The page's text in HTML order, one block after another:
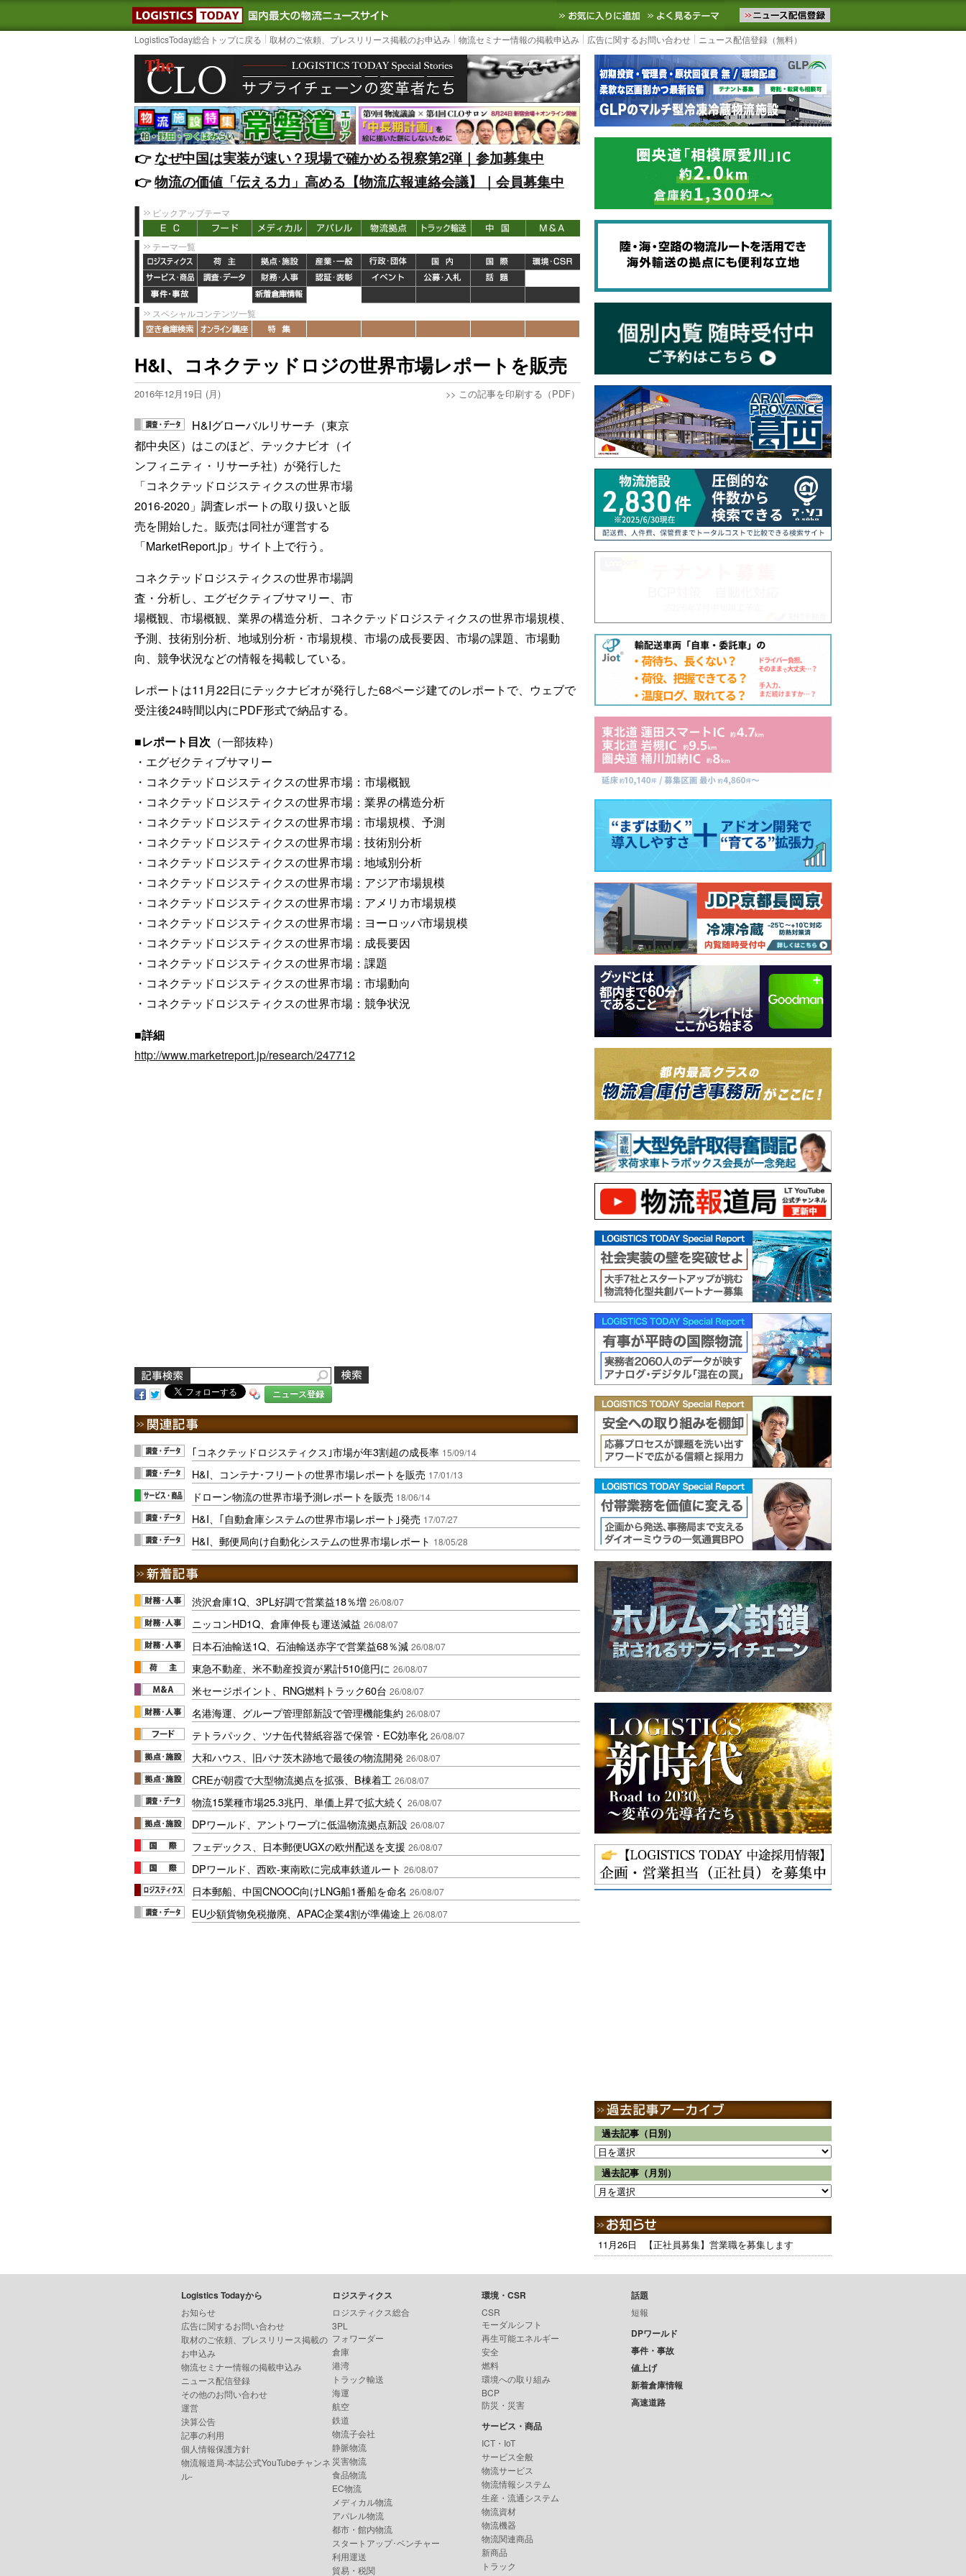
LOGISTICS TODAY｜国内最大の物流ニュースサイト3PL, SCMなど国内外の最新の物流ニュースをお届けします。物流ニュースメール配信を登録す
お気に入りに追加 よく見るテーマ
LogisticsToday総合トップに戻る 取材のご依頼、プレスリリース掲載のお申込み 物流セミナー情報の掲載申込み 広告に関するお問い合わせ ニュース配信登録（無料）
👉️なぜ中国は実装が速い？現場で確かめる視察第2弾｜参加募集中
👉️物流の価値「伝える力」高める【物流広報連絡会議】｜会員募集中
ピックアップテーマ
テーマ一覧
スペシャルコンテンツ一覧
H&I、コネクテッドロジの世界市場レポートを販売
2016年12月19日 (月) >> この記事を印刷する（PDF）
H&Iグローバルリサーチ（東京
都中央区）はこのほど、テックナビオ（イ
ンフィニティ・リサーチ社）が発行した
「コネクテッドロジスティクスの世界市場
2016-2020」調査レポートの取り扱いと販
売を開始した。販売は同社が運営する
「MarketReport.jp」サイト上で行う。
コネクテッドロジスティクスの世界市場調
査・分析し、エグゼクティブサマリー、市
場概観、市場概観、業界の構造分析、コネクテッドロジスティクスの世界市場規模、
予測、技術別分析、地域別分析・市場規模、市場の成長要因、市場の課題、市場動
向、競争状況などの情報を掲載している。
レポートは11月22日にテックナビオが発行した68ページ建てのレポートで、ウェブで
受注後24時間以内にPDF形式で納品する。
■レポート目次 （一部抜粋）
・エグゼクティブサマリー
・コネクテッドロジスティクスの世界市場：市場概観
・コネクテッドロジスティクスの世界市場：業界の構造分析
・コネクテッドロジスティクスの世界市場：市場規模、予測
・コネクテッドロジスティクスの世界市場：技術別分析
・コネクテッドロジスティクスの世界市場：地域別分析
・コネクテッドロジスティクスの世界市場：アジア市場規模
・コネクテッドロジスティクスの世界市場：アメリカ市場規模
・コネクテッドロジスティクスの世界市場：ヨーロッパ市場規模
・コネクテッドロジスティクスの世界市場：成長要因
・コネクテッドロジスティクスの世界市場：課題
・コネクテッドロジスティクスの世界市場：市場動向
・コネクテッドロジスティクスの世界市場：競争状況
■詳細
http://www.marketreport.jp/research/247712
ニュース登録
｢コネクテッドロジスティクス｣市場が年3割超の成長率 15/09/14
H&I、コンテナ･フリートの世界市場レポートを販売 17/01/13
ドローン物流の世界市場予測レポートを販売 18/06/14
H&I、｢自動倉庫システムの世界市場レポート｣発売 17/07/27
H&I、郵便局向け自動化システムの世界市場レポート 18/05/28
渋沢倉庫1Q、3PL好調で営業益18％増 26/08/07
ニッコンHD1Q、倉庫伸長も運送減益 26/08/07
日本石油輸送1Q、石油輸送赤字で営業益68％減 26/08/07
東急不動産、米不動産投資が累計510億円に 26/08/07
米セージポイント、RNG燃料トラック60台 26/08/07
名港海運、グループ管理部新設で管理機能集約 26/08/07
テトラパック、ツナ缶代替紙容器で保管・EC効率化 26/08/07
大和ハウス、旧パナ茨木跡地で最後の物流開発 26/08/07
CREが朝霞で大型物流拠点を拡張、B棟着工 26/08/07
物流15業種市場25.3兆円、単価上昇で拡大続く 26/08/07
DPワールド、アントワープに低温物流拠点新設 26/08/07
フェデックス、日本郵便UGXの欧州配送を支援 26/08/07
DPワールド、西欧-東南欧に完成車鉄道ルート 26/08/07
日本郵船、中国CNOOC向けLNG船1番船を命名 26/08/07
EU少額貨物免税撤廃、APAC企業4割が準備途上 26/08/07
過去記事（日別）
過去記事（月別）
11月26日 【正社員募集】営業職を募集します
Logistics Todayから
お知らせ
広告に関するお問い合わせ
取材のご依頼、プレスリリース掲載の
お申込み
物流セミナー情報の掲載申込み
ニュース配信登録
その他のお問い合わせ
運営
決算公告
記事の利用
個人情報保護方針
物流報道局-本誌公式YouTubeチャンネ
ル-
ロジスティクス
ロジスティクス総合
3PL
フォワーダー
倉庫
港湾
トラック輸送
海運
航空
鉄道
物流子会社
静脈物流
災害物流
食品物流
EC物流
メディカル物流
アパレル物流
都市・館内物流
スタートアップ･ベンチャー
利用運送
貿易・税関
環境・CSR
CSR
モーダルシフト
再生可能エネルギー
安全
燃料
環境への取り組み
BCP
防災・災害
サービス・商品
ICT・IoT
サービス全般
物流サービス
物流情報システム
生産・流通システム
物流資材
物流機器
物流関連商品
新商品
トラック
話題
短報
DPワールド
事件・事故
値上げ
新着倉庫情報
高速道路